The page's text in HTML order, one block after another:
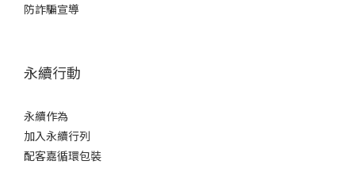
防詐騙宣導
永續行動
永續作為
加入永續行列
配客嘉循環包裝